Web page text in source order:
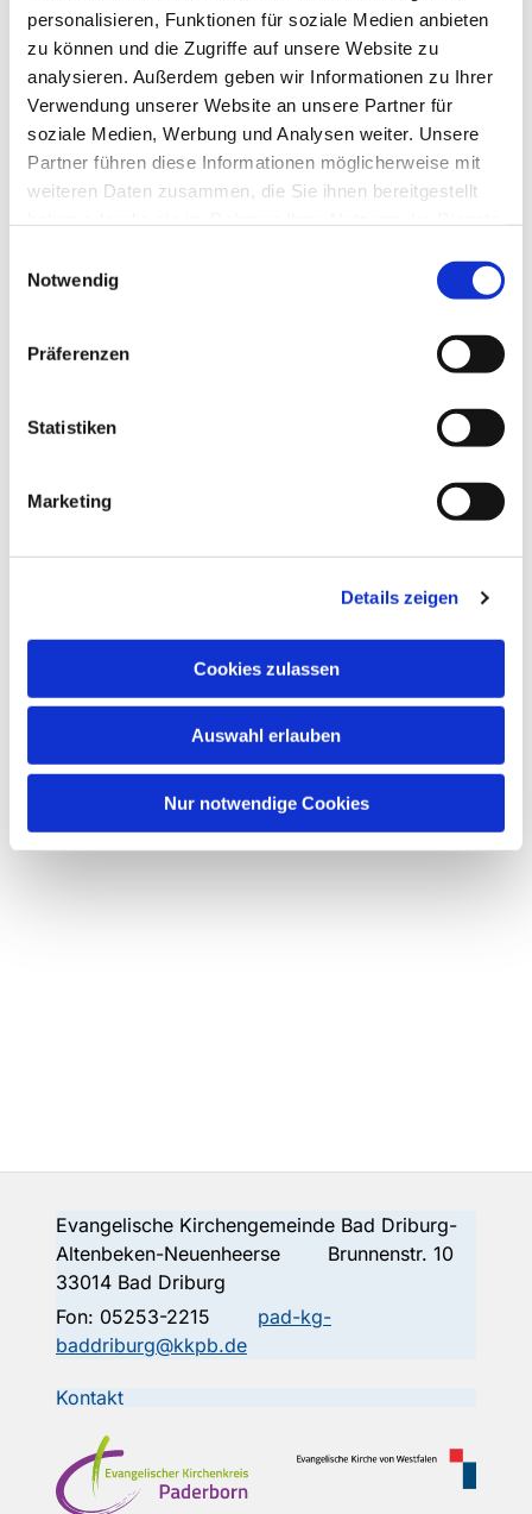
personalisieren, Funktionen für soziale Medien anbieten
zu können und die Zugriffe auf unsere Website zu
analysieren. Außerdem geben wir Informationen zu Ihrer
Verwendung unserer Website an unsere Partner für
soziale Medien, Werbung und Analysen weiter. Unsere
Partner führen diese Informationen möglicherweise mit
weiteren Daten zusammen, die Sie ihnen bereitgestellt
Notwendig
Präferenzen
Statistiken
Marketing
Details zeigen
Cookies zulassen
Auswahl erlauben
Nur notwendige Cookies
Evangelische Kirchengemeinde Bad Driburg-
Altenbeken-Neuenheerse Brunnenstr. 10
33014 Bad Driburg
Fon: 05253-2215
pad-kg-
baddriburg@kkpb.de
Kontakt